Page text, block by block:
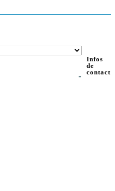
-
Infos
de
contact